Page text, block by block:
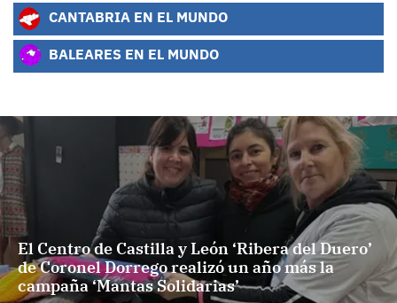
CANTABRIA EN EL MUNDO
BALEARES EN EL MUNDO
El Centro de Castilla y León ‘Ribera del Duero’
de Coronel Dorrego realizó un año más la
campaña ‘Mantas Solidarias’